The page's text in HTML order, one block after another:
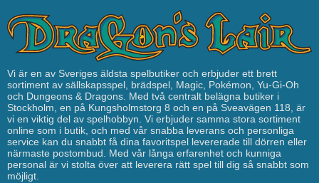
Vi är en av Sveriges äldsta spelbutiker och erbjuder ett brett
sortiment av sällskapsspel, brädspel, Magic, Pokémon, Yu-Gi-Oh
och Dungeons & Dragons. Med två centralt belägna butiker i
Stockholm, en på Kungsholmstorg 8 och en på Sveavägen 118, är
vi en viktig del av spelhobbyn. Vi erbjuder samma stora sortiment
online som i butik, och med vår snabba leverans och personliga
service kan du snabbt få dina favoritspel levererade till dörren eller
närmaste postombud. Med vår långa erfarenhet och kunniga
personal är vi stolta över att leverera rätt spel till dig så snabbt som
möjligt.